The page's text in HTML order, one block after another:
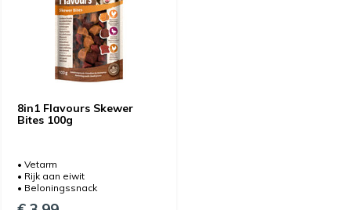
8in1 Flavours Skewer
Bites 100g
• Vetarm
• Rijk aan eiwit
• Beloningssnack